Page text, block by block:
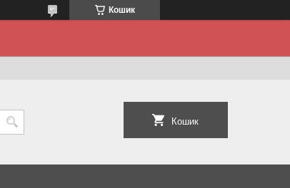
Кошик
Кошик